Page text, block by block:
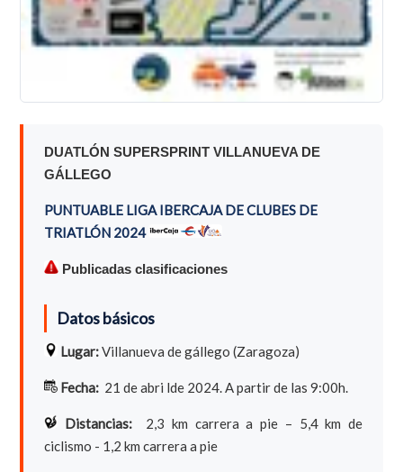
DUATLÓN SUPERSPRINT VILLANUEVA DE
GÁLLEGO
PUNTUABLE LIGA IBERCAJA DE CLUBES DE
TRIATLÓN 2024
Publicadas clasificaciones
Datos básicos
Lugar:Villanueva de gállego (Zaragoza)
Fecha: 21 de abri lde 2024. A partir de las 9:00h.
Distancias: 2,3 km carrera a pie – 5,4 km de
ciclismo - 1,2 km carrera a pie